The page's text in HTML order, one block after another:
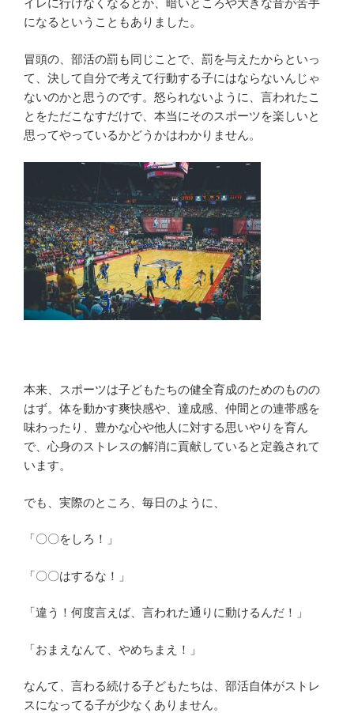
イレに行けなくなるとか、暗いところや大きな音が苦手
になるということもありました。
冒頭の、部活の罰も同じことで、罰を与えたからといっ
て、決して自分で考えて行動する子にはならないんじゃ
ないのかと思うのです。怒られないように、言われたこ
とをただこなすだけで、本当にそのスポーツを楽しいと
思ってやっているかどうかはわかりません。
本来、スポーツは子どもたちの健全育成のためのものの
はず。体を動かす爽快感や、達成感、仲間との連帯感を
味わったり、豊かな心や他人に対する思いやりを育ん
で、心身のストレスの解消に貢献していると定義されて
います。
でも、実際のところ、毎日のように、
「〇〇をしろ！」
「〇〇はするな！」
「違う！何度言えば、言われた通りに動けるんだ！」
「おまえなんて、やめちまえ！」
なんて、言わる続ける子どもたちは、部活自体がストレ
スになってる子が少なくありません。